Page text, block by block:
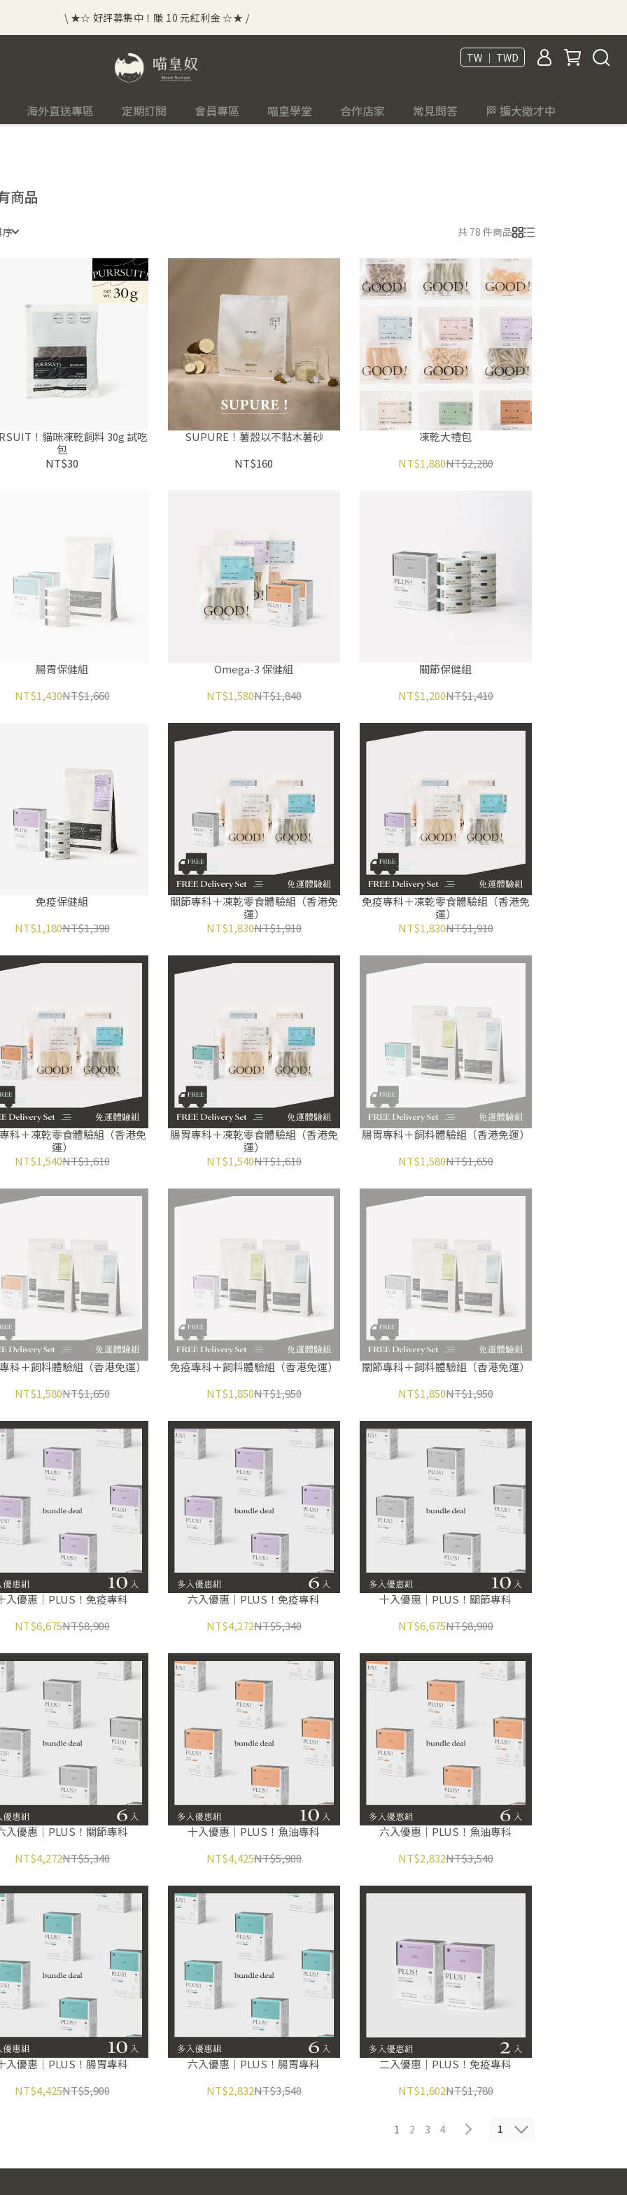
\ ★☆ 好評募集中！賺 10 元紅利金 ☆★ /
⟡⣠𝘄𝗲𝗹𝗰𝗼𝗺𝗲 ⁘ 新會員贈 50 元紅利金 TW ｜ TWD
海外直送專區 定期訂閱 會員專區 喵皇學堂 合作店家 常見問答 🏁 擴大徵才中
商品
序 共 78 件商品
！貓咪凍乾飼料 30g 試吃
包
NT$30
SUPURE！薯殼以不黏木薯砂
NT$160
凍乾大禮包
NT$1,880NT$2,280
腸胃保健組
NT$1,430NT$1,660
Omega-3 保健組
NT$1,580NT$1,840
關節保健組
NT$1,200NT$1,410
免疫保健組
NT$1,180NT$1,390
關節專科＋凍乾零食體驗組（香港免
運）
NT$1,830NT$1,910
免疫專科＋凍乾零食體驗組（香港免
運）
NT$1,830NT$1,910
科＋凍乾零食體驗組（香港免
運）
NT$1,540NT$1,610
腸胃專科＋凍乾零食體驗組（香港免
運）
NT$1,540NT$1,610
腸胃專科＋飼料體驗組（香港免運）
NT$1,580NT$1,650
科＋飼料體驗組（香港免運）
NT$1,580NT$1,650
免疫專科＋飼料體驗組（香港免運）
NT$1,850NT$1,950
關節專科＋飼料體驗組（香港免運）
NT$1,850NT$1,950
入優惠｜PLUS！免疫專科
NT$6,675NT$8,900
六入優惠｜PLUS！免疫專科
NT$4,272NT$5,340
十入優惠｜PLUS！關節專科
NT$6,675NT$8,900
入優惠｜PLUS！關節專科
NT$4,272NT$5,340
十入優惠｜PLUS！魚油專科
NT$4,425NT$5,900
六入優惠｜PLUS！魚油專科
NT$2,832NT$3,540
入優惠｜PLUS！腸胃專科
NT$4,425NT$5,900
六入優惠｜PLUS！腸胃專科
NT$2,832NT$3,540
二入優惠｜PLUS！免疫專科
NT$1,602NT$1,780
1 2 3 4 1